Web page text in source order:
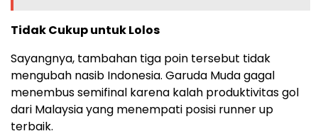
Tidak Cukup untuk Lolos
Sayangnya, tambahan tiga poin tersebut tidak
mengubah nasib Indonesia. Garuda Muda gagal
menembus semifinal karena kalah produktivitas gol
dari Malaysia yang menempati posisi runner up
terbaik.